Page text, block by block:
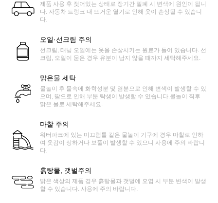
제품 사용 후 젖어있는 상태로 장기간 밀폐 시 변색에 원인이 됩니
다. 자동차 트렁크 내 뜨거운 열기로 인해 옷이 손상될 수 있습니
다.
오일·선크림 주의
선크림, 태닝 오일에는 옷을 손상시키는 원료가 들어 있습니다. 선
크림, 오일이 묻은 경우 유분이 남지 않을 때까지 세탁해주세요.
맑은물 세탁
물놀이 후 물속에 화학성분 및 염분으로 인해 변색이 발생할 수 있
으며, 땀으로 인해 부분 탁생이 발생할 수 있습니다.물놀이 직후
맑은 물로 세탁해주세요.
마찰 주의
워터파크에 있는 미끄럼틀 같은 물놀이 기구에 경우 마찰로 인하
여 옷감이 상하거나 보풀이 발생할 수 있으니 사용에 주의 바랍니
다.
흙탕물, 갯벌주의
밝은 색상의 제품 경우 흙탕물과 갯벌에 오염 시 부분 변색이 발생
할 수 있습니다. 사용에 주의 바랍니다.